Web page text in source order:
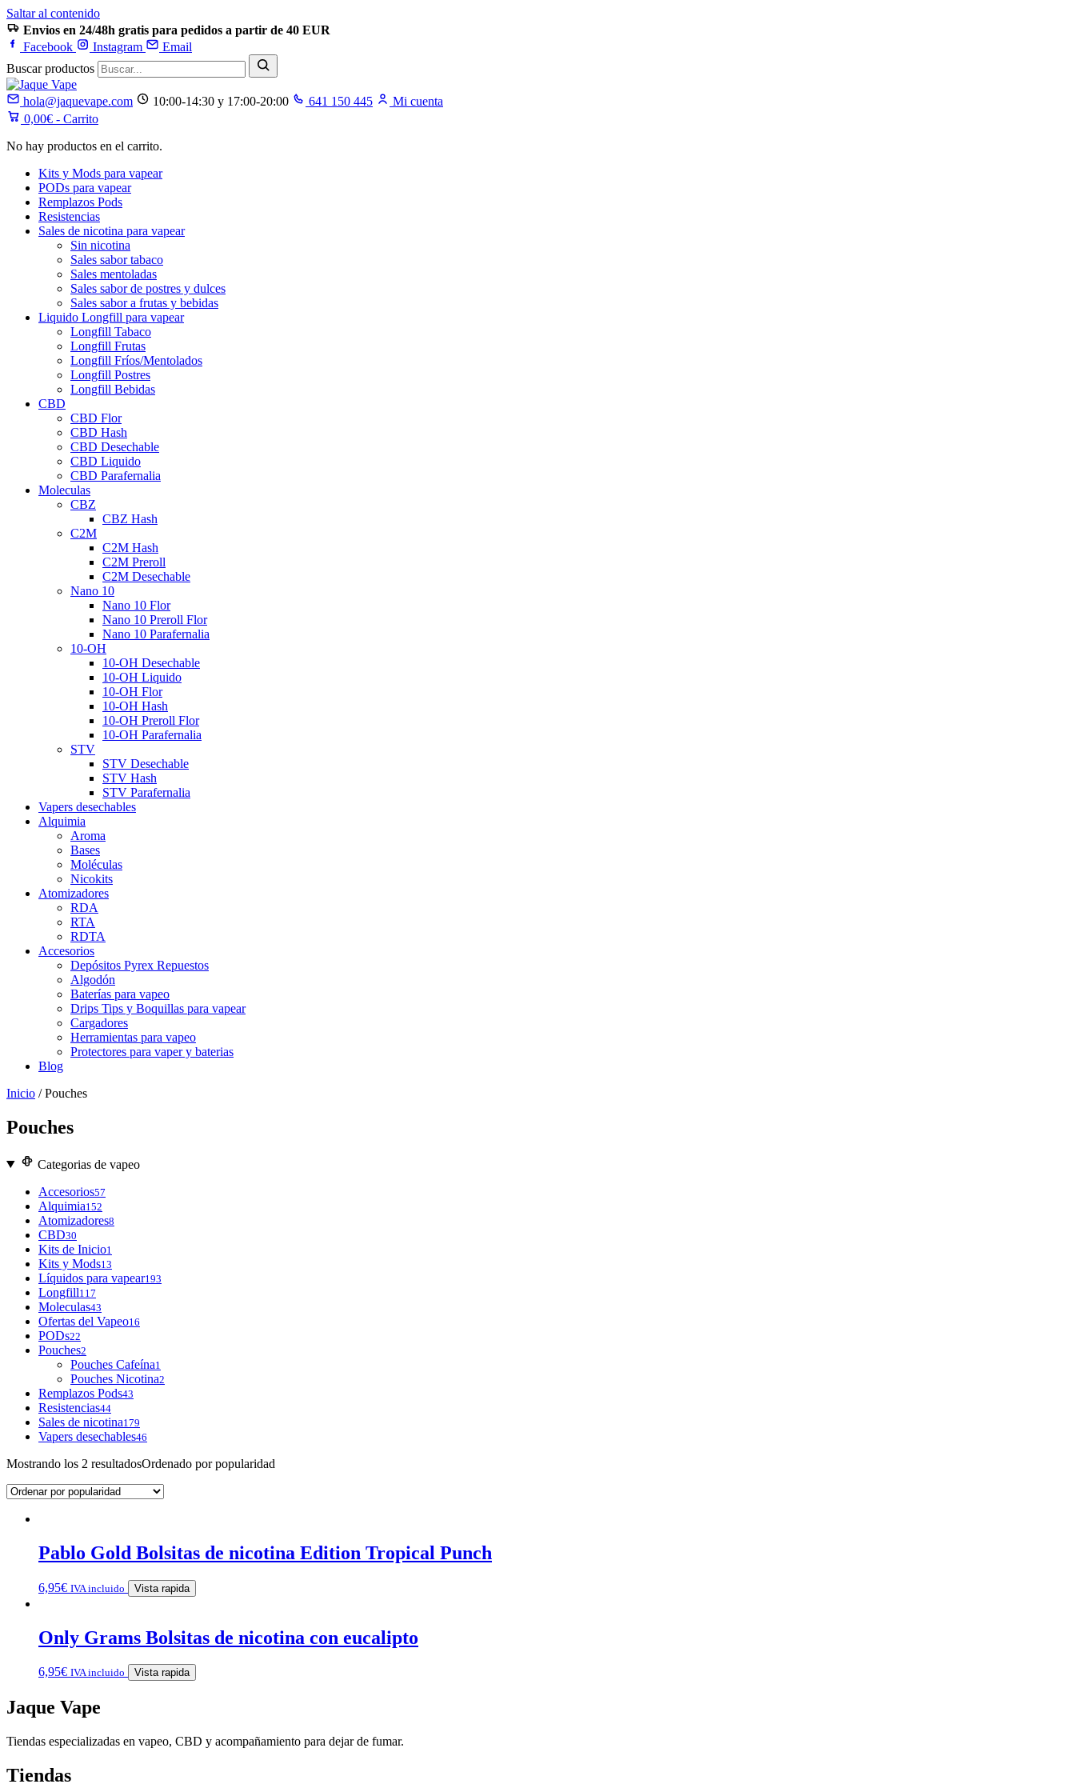
Saltar al contenido
Envios en 24/48h gratis para pedidos a partir de 40 EUR
Facebook
Instagram
Email
Buscar productos
hola@jaquevape.com 10:00-14:30 y 17:00-20:00 641 150 445
Mi cuenta
0,00€ - Carrito
No hay productos en el carrito.
Kits y Mods para vapear
PODs para vapear
Remplazos Pods
Resistencias
Sales de nicotina para vapear
Sin nicotina
Sales sabor tabaco
Sales mentoladas
Sales sabor de postres y dulces
Sales sabor a frutas y bebidas
Liquido Longfill para vapear
Longfill Tabaco
Longfill Frutas
Longfill Fríos/Mentolados
Longfill Postres
Longfill Bebidas
CBD
CBD Flor
CBD Hash
CBD Desechable
CBD Liquido
CBD Parafernalia
Moleculas
CBZ
CBZ Hash
C2M
C2M Hash
C2M Preroll
C2M Desechable
Nano 10
Nano 10 Flor
Nano 10 Preroll Flor
Nano 10 Parafernalia
10-OH
10-OH Desechable
10-OH Liquido
10-OH Flor
10-OH Hash
10-OH Preroll Flor
10-OH Parafernalia
STV
STV Desechable
STV Hash
STV Parafernalia
Vapers desechables
Alquimia
Aroma
Bases
Moléculas
Nicokits
Atomizadores
RDA
RTA
RDTA
Accesorios
Depósitos Pyrex Repuestos
Algodón
Baterías para vapeo
Drips Tips y Boquillas para vapear
Cargadores
Herramientas para vapeo
Protectores para vaper y baterias
Blog
Inicio / Pouches
Pouches
Categorias de vapeo
Accesorios57
Alquimia152
Atomizadores8
CBD30
Kits de Inicio1
Kits y Mods13
Líquidos para vapear193
Longfill117
Moleculas43
Ofertas del Vapeo16
PODs22
Pouches2
Pouches Cafeína1
Pouches Nicotina2
Remplazos Pods43
Resistencias44
Sales de nicotina179
Vapers desechables46
Mostrando los 2 resultadosOrdenado por popularidad
Pablo Gold Bolsitas de nicotina Edition Tropical Punch
6,95€ IVA incluido Vista rapida
Only Grams Bolsitas de nicotina con eucalipto
6,95€ IVA incluido Vista rapida
Jaque Vape
Tiendas especializadas en vapeo, CBD y acompañamiento para dejar de fumar.
Tiendas